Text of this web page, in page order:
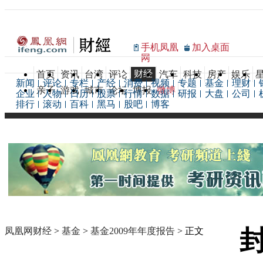
手机凤凰
网
加入桌面
首页 资讯 台湾 评论 财经 汽车 科技 房产 娱乐
亲子 游戏 城市 论坛 博报 微博
新闻 评论 专栏 产经 消费 视频 专题 基金 理财
企业
人物 日历 股票 行情 数据 研报 大盘 公司
排行
滚动 百科 黑马 股吧 博客
凤凰网财经 > 基金 > 基金2009年年度报告 > 正文